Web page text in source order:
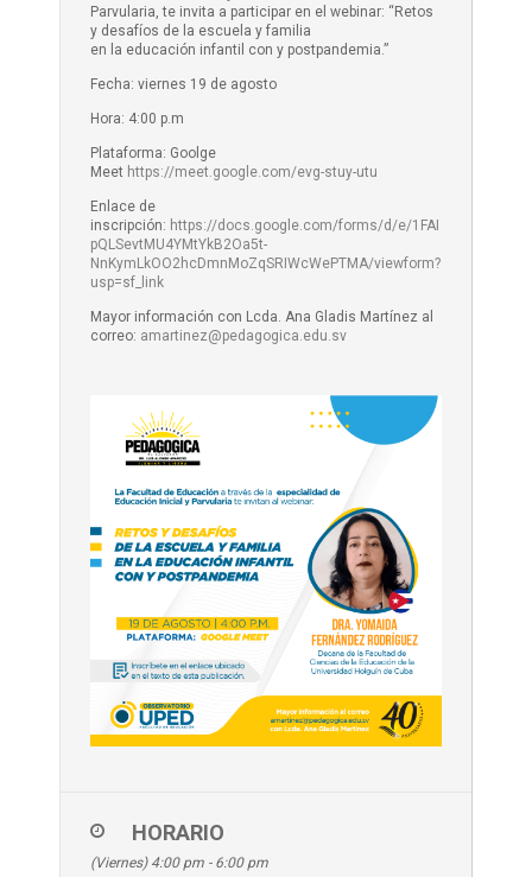
Parvularia, te invita a participar en el webinar: “Retos
y desafíos de la escuela y familia
en la educación infantil con y postpandemia.”
Fecha: viernes 19 de agosto
Hora: 4:00 p.m
Plataforma: Goolge
Meet https://meet.google.com/evg-stuy-utu
Enlace de
inscripción: https://docs.google.com/forms/d/e/1FAI
pQLSevtMU4YMtYkB2Oa5t-
NnKymLkOO2hcDmnMoZqSRIWcWePTMA/viewform?
usp=sf_link
Mayor información con Lcda. Ana Gladis Martínez al
correo: amartinez@pedagogica.edu.sv
HORARIO
(Viernes) 4:00 pm - 6:00 pm